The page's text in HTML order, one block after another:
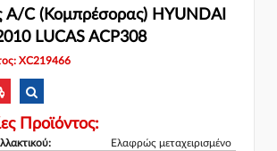
A/C (Κομπρέσορας) HYUNDAI
LUCAS ACP308
XC219466
Προϊόντος:
Ελαφρώς μεταχειρισμένο